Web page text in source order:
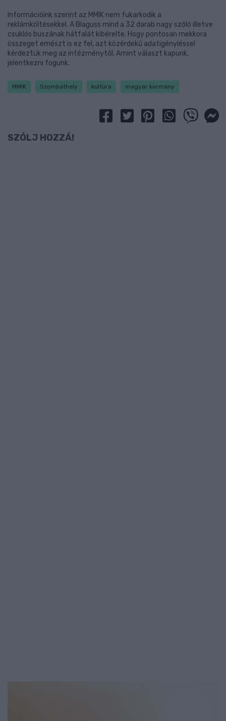
Információink szerint az MMIK nem fukarkodik a
reklámköltésekkel. A Blaguss mind a 32 darab nagy szóló illetve
csuklós buszának hátfalát kibérelte. Hogy pontosan mekkora
összeget emészt is ez fel, azt közérdekű adatigényléssel
kérdeztük meg az intézménytől. Amint választ kapunk,
jelentkezni fogunk.
MMIK Szombathely kultúra magyar kormány
SZÓLJ HOZZÁ!